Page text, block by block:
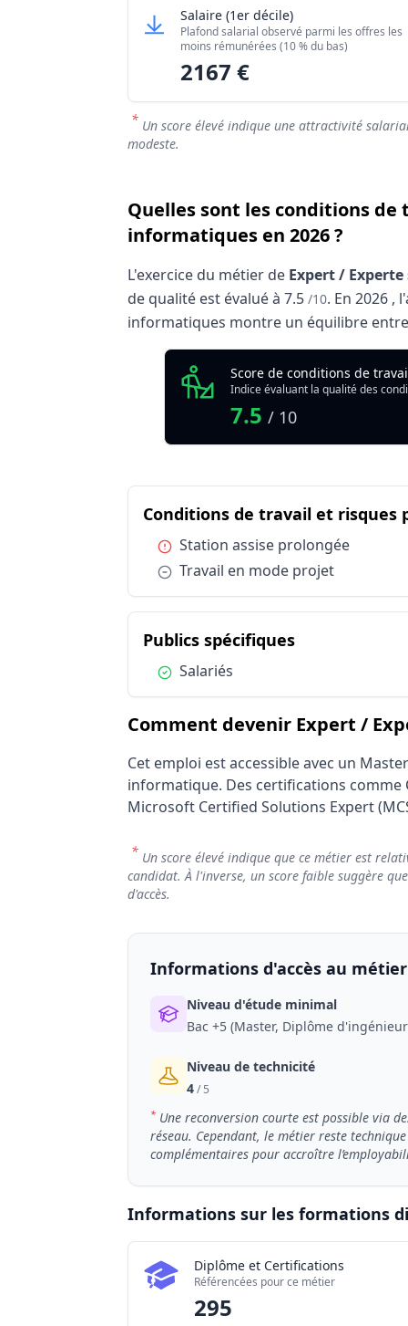
Niveau de salaire (Déciles)
Salaire minimum (10% les moins
Salaire maximum (10% les mieux
Salaire Expert / Experte systèmes et
(1er décile)
Plafond salarial observé parmi les offres les
moins rémunérées (10 % du bas)
2167 €
* Un score élevé indique une attractivité
modeste.
Quelles sont les conditions
informatiques en 2026 ?
L'exercice du métier de Expert /
de qualité est évalué à 7.5 /10. En 2026 ,
informatiques montre un équilibre
Analyse des conditions de
Qualité globale de l'environnement
Score de conditions de
Indice évaluant la qualité des
7.5 / 10
Résumé des conditions d'exercice :
Catégorie
Conditions de travail et risques
Conditions de travail et risques
Lieux et déplacements
Publics spécifiques
Statut d'emploi
Conditions de travail et risques
Condition :
Station assise prolongée
Condition :
Travail en mode projet
Publics spécifiquesdu métier
Condition :
Salariés
Comment devenir Expert /
Cet emploi est accessible avec un
informatique. Des certifications comme
Microsoft Certified Solutions Expert
* Un score élevé indique que ce métier est
candidat. À l'inverse, un score faible suggère
d'accès.
Informations d'accès au métier
Niveau d'étude minimal
Bac +5 (Master, Diplôme
Niveau de technicité
4/ 5
* Une reconversion courte est possible via
réseau. Cependant, le métier reste
complémentaires pour accroître
Informations sur les formations
Chiffres clés de la formation Expert /
Certifications
Diplôme et Certifications
Référencées pour ce métier
295